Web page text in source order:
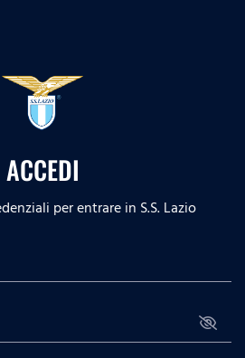
ACCEDI
per entrare in S.S. Lazio